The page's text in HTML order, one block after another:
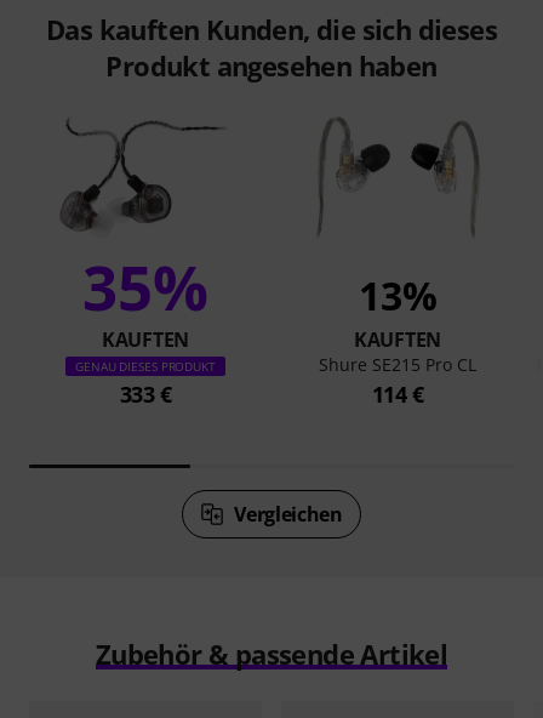
Das kauften Kunden, die sich dieses
Produkt angesehen haben
35%
KAUFTEN
GENAU DIESES PRODUKT
333 €
13%
KAUFTEN
Shure SE215 Pro CL
114 €
Vergleichen
Zubehör & passende Artikel